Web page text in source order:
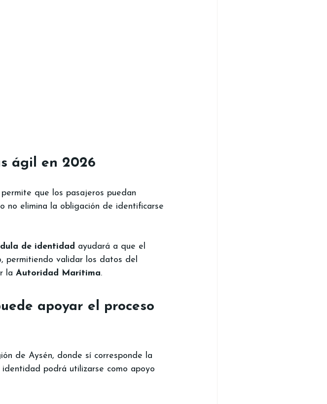
ágil en 2026
que los pasajeros puedan
no elimina la obligación de identificarse
de identidad ayudará a que el
permitiendo validar los datos del
la Autoridad Marítima.
apoyar el proceso
de Aysén, donde sí corresponde la
podrá utilizarse como apoyo